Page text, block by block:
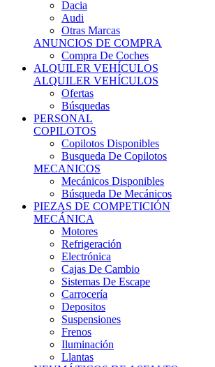
Otras Marcas
ANUNCIOS DE COMPRA
Compra De Coches
ALQUILER VEHÍCULOS
ALQUILER VEHÍCULOS
Ofertas
Búsquedas
PERSONAL
COPILOTOS
Copilotos Disponibles
Busqueda De Copilotos
MECANICOS
Mecánicos Disponibles
Búsqueda De Mecánicos
PIEZAS DE COMPETICIÓN
MECÁNICA
Motores
Refrigeración
Electrónica
Cajas De Cambio
Sistemas De Escape
Carrocería
Depositos
Suspensiones
Frenos
Iluminación
Llantas
NEUMÁTICOS DE ASFALTO
Asfalto 13 O Menos